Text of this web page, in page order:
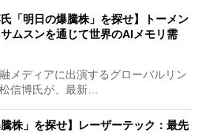
氏「明日の爆騰株」を探せ】トーメン
ムスンを通じて世界のAIメモリ需
メディアに出演するグローバルリン
信博氏が、最新…
株」を探せ】レーザーテック：最先